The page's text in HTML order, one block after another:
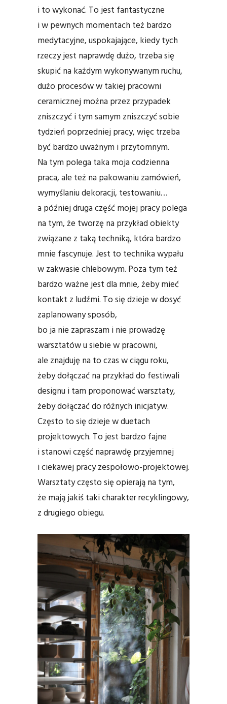
i to wykonać. To jest fantastyczne
i w pewnych momentach też bardzo
medytacyjne, uspokajające, kiedy tych
rzeczy jest naprawdę dużo, trzeba się
skupić na każdym wykonywanym ruchu,
dużo procesów w takiej pracowni
ceramicznej można przez przypadek
zniszczyć i tym samym zniszczyć sobie
tydzień poprzedniej pracy, więc trzeba
być bardzo uważnym i przytomnym.
Na tym polega taka moja codzienna
praca, ale też na pakowaniu zamówień,
wymyślaniu dekoracji, testowaniu…
a później druga część mojej pracy polega
na tym, że tworzę na przykład obiekty
związane z taką techniką, która bardzo
mnie fascynuje. Jest to technika wypału
w zakwasie chlebowym. Poza tym też
bardzo ważne jest dla mnie, żeby mieć
kontakt z ludźmi. To się dzieje w dosyć
zaplanowany sposób,
bo ja nie zapraszam i nie prowadzę
warsztatów u siebie w pracowni,
ale znajduję na to czas w ciągu roku,
żeby dołączać na przykład do festiwali
designu i tam proponować warsztaty,
żeby dołączać do różnych inicjatyw.
Często to się dzieje w duetach
projektowych. To jest bardzo fajne
i stanowi część naprawdę przyjemnej
i ciekawej pracy zespołowo-projektowej.
Warsztaty często się opierają na tym,
że mają jakiś taki charakter recyklingowy,
z drugiego obiegu.